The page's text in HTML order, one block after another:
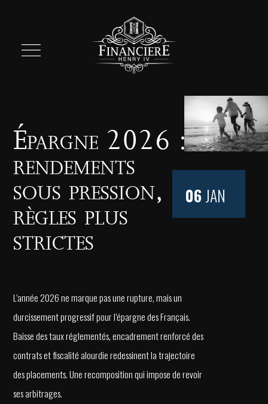
06JAN
Épargne 2026 :
rendements
sous pression,
règles plus
strictes
L’année 2026 ne marque pas une rupture, mais un
durcissement progressif pour l’épargne des Français.
Baisse des taux réglementés, encadrement renforcé des
contrats et fiscalité alourdie redessinent la trajectoire
des placements. Une recomposition qui impose de revoir
ses arbitrages.